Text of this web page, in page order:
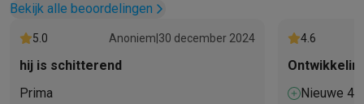
Bekijk alle beoordelingen
5.0 Anoniem 30 december 2024
hij is schitterend
Prima
4.6
Nieuwe